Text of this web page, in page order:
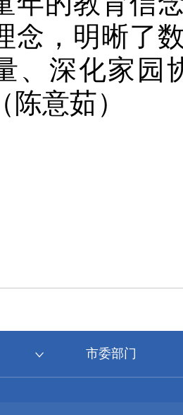
念，明晰了
、深化家园
陈意茹）
市委部门